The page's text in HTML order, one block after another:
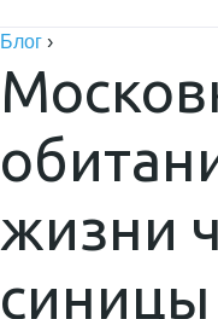
Блог ›
жизни